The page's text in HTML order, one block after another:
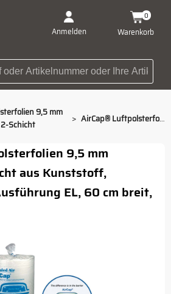
Anmelden Warenkorb
0
Suchbegriff oder
9,5 mm
Schicht
> AirCap® Luftpolsterfolien 9,5 mm Noppen 2-Schicht 60 cm EL
9,5 mm
aus Kunststoff,
EL, 60 cm breit,